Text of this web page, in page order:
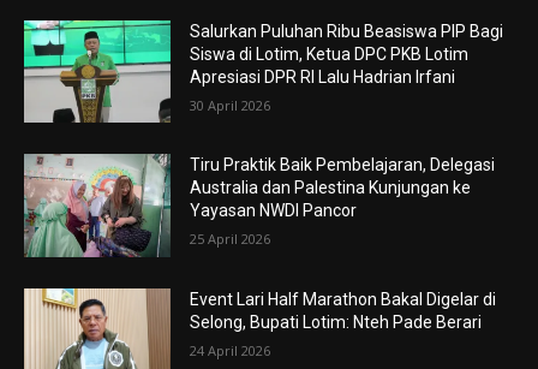
Salurkan Puluhan Ribu Beasiswa PIP Bagi
Siswa di Lotim, Ketua DPC PKB Lotim
Apresiasi DPR RI Lalu Hadrian Irfani
30 April 2026
Tiru Praktik Baik Pembelajaran, Delegasi
Australia dan Palestina Kunjungan ke
Yayasan NWDI Pancor
25 April 2026
Event Lari Half Marathon Bakal Digelar di
Selong, Bupati Lotim: Nteh Pade Berari
24 April 2026